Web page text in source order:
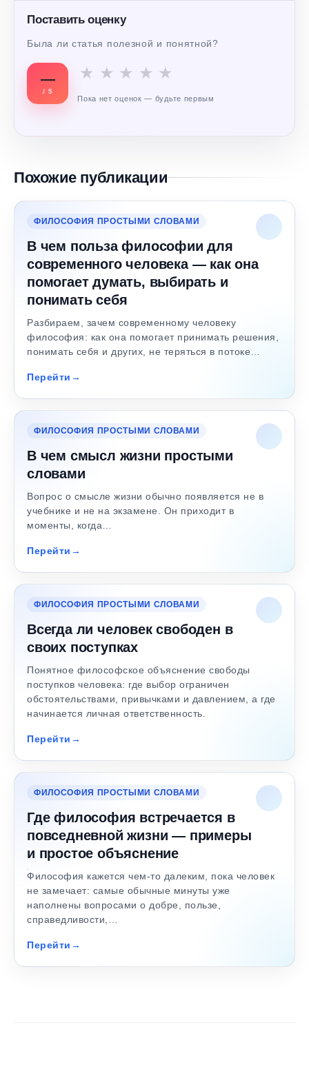
Поставить оценку
Была ли статья полезной и понятной?
—
/ 5
★ ★ ★ ★ ★
Пока нет оценок — будьте первым
Похожие публикации
ФИЛОСОФИЯ ПРОСТЫМИ СЛОВАМИ
В чем польза философии для
современного человека — как она
помогает думать, выбирать и
понимать себя
Разбираем, зачем современному человеку
философия: как она помогает принимать решения,
понимать себя и других, не теряться в потоке…
Перейти
ФИЛОСОФИЯ ПРОСТЫМИ СЛОВАМИ
В чем смысл жизни простыми
словами
Вопрос о смысле жизни обычно появляется не в
учебнике и не на экзамене. Он приходит в
моменты, когда…
Перейти
ФИЛОСОФИЯ ПРОСТЫМИ СЛОВАМИ
Всегда ли человек свободен в
своих поступках
Понятное философское объяснение свободы
поступков человека: где выбор ограничен
обстоятельствами, привычками и давлением, а где
начинается личная ответственность.
Перейти
ФИЛОСОФИЯ ПРОСТЫМИ СЛОВАМИ
Где философия встречается в
повседневной жизни — примеры
и простое объяснение
Философия кажется чем-то далеким, пока человек
не замечает: самые обычные минуты уже
наполнены вопросами о добре, пользе,
справедливости,…
Перейти